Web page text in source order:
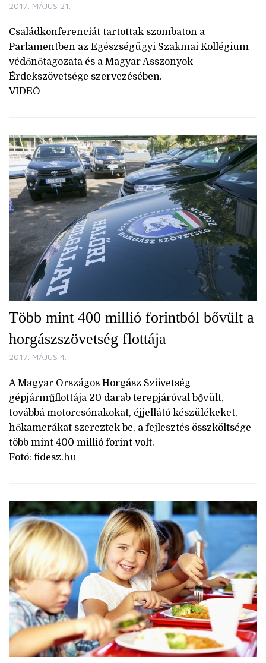
2017. MÁJUS 21.
Családkonferenciát tartottak szombaton a
Parlamentben az Egészségügyi Szakmai Kollégium
védőnőtagozata és a Magyar Asszonyok
Érdekszövetsége szervezésében.
VIDEÓ
Több mint 400 millió forintból bővült a
horgászszövetség flottája
2017. MÁJUS 4.
A Magyar Országos Horgász Szövetség
gépjárműflottája 20 darab terepjáróval bővült,
továbbá motorcsónakokat, éjjellátó készülékeket,
hőkamerákat szereztek be, a fejlesztés összköltsége
több mint 400 millió forint volt.
Fotó: fidesz.hu